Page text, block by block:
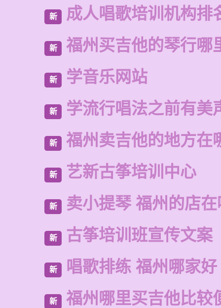
新 成人唱歌培训机构排
新 福州买吉他的琴行哪
新 学音乐网站
新 学流行唱法之前有美
新 福州卖吉他的地方在
新 艺新古筝培训中心
新 卖小提琴 福州的店
新 古筝培训班宣传文案
新 唱歌排练 福州哪家好
新 福州哪里买吉他比较